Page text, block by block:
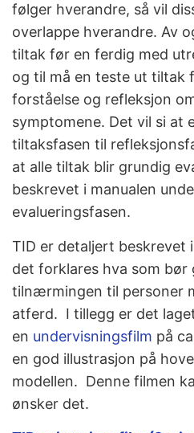
følger hverandre, så vil
overlappe hverandre. Av
tiltak før en ferdig med
og til må en teste ut tiltak
forståelse og refleksjon
symptomene. Det vil si at
tiltaksfasen til
at alle tiltak blir grundig
beskrevet i manualen
evalueringsfasen.
TID er detaljert beskrevet i
det forklares hva som bør
tilnærmingen til personer
atferd. I tillegg er det
en undervisningsfilm på
en god illustrasjon på
modellen. Denne filmen
ønsker det.